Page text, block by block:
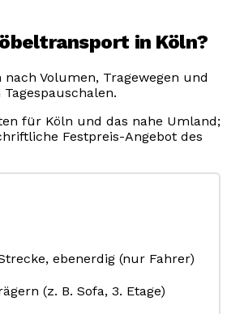
in Köln?
Volumen, Tragewegen und
für Köln und das nahe Umland;
Festpreis-Angebot des
ebenerdig (nur Fahrer)
(z. B. Sofa, 3. Etage)